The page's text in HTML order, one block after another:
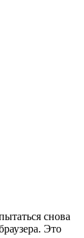
снова
Это